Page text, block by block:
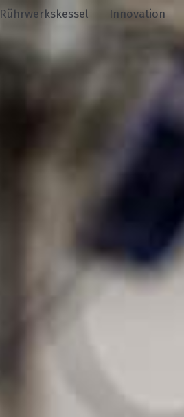
Rührwerkskessel Innovation